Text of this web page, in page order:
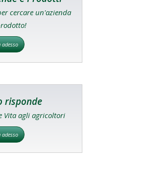
cercare un'azienda
adesso
risponde
Vita agli agricoltori
adesso